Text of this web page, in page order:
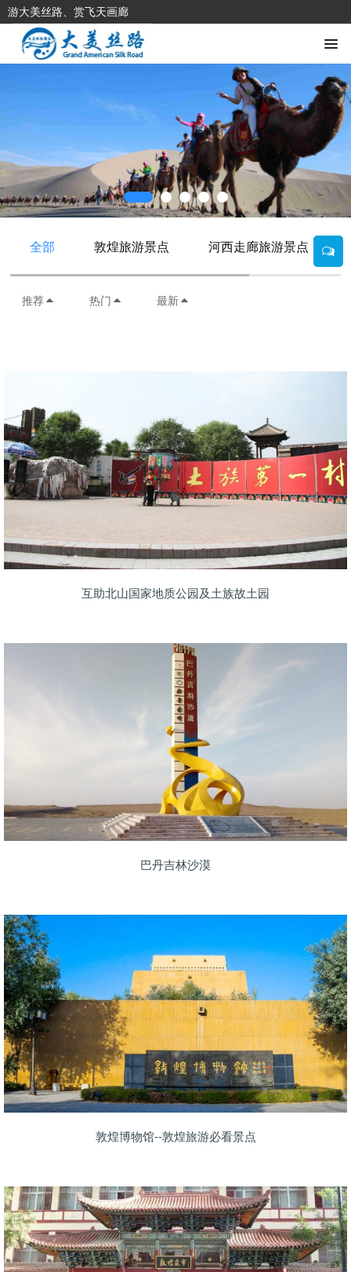
游大美丝路、赏飞天画廊
全部 敦煌旅游景点 河西走廊旅游景点
推荐 热门 最新
互助北山国家地质公园及土族故土园
巴丹吉林沙漠
敦煌博物馆--敦煌旅游必看景点